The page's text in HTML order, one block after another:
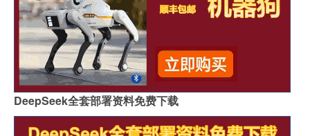
DeepSeek全套部署资料免费下载